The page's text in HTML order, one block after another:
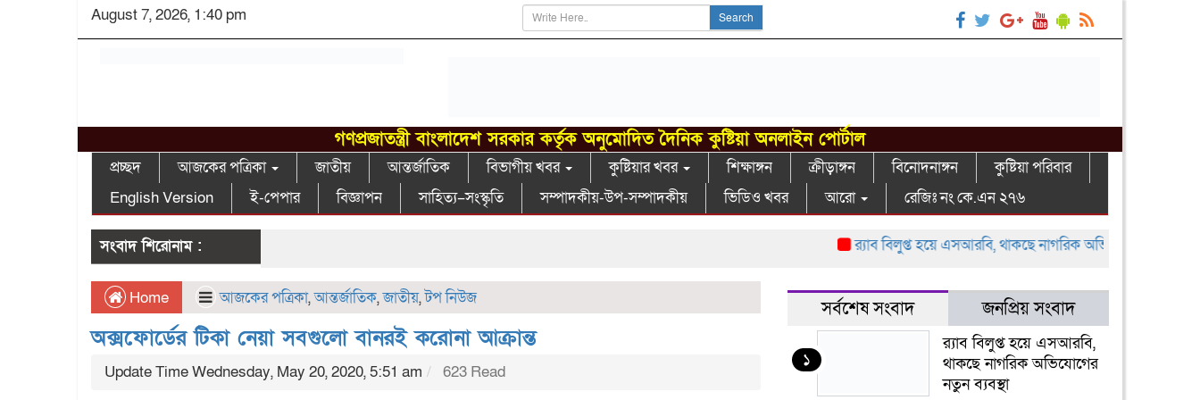
August 7, 2026, 1:40 pm Search
গণপ্রজাতন্ত্রী বাংলাদেশ সরকার কর্তৃক অনুমোদিত দৈনিক কুষ্টিয়া অনলাইন পোর্টাল
প্রচ্ছদ আজকের পত্রিকা জাতীয় আন্তর্জাতিক বিভাগীয় খবর কুষ্টিয়ার খবর শিক্ষাঙ্গন ক্রীড়াঙ্গন বিনোদনাঙ্গন
কুষ্টিয়া পরিবার
English Version
ই-পেপার বিজ্ঞাপন সাহিত্য–সংস্কৃতি সম্পাদকীয়-উপ-সম্পাদকীয় ভিডিও খবর আরো রেজিঃ নং কে.এন ২৭৬
সংবাদ শিরোনাম : র‍্যাব বিলুপ্ত হয়ে এসআরবি, থাকছে নাগরিক অভিযোগের নতুন ব্যবস্থা
Home আজকের পত্রিকা,আন্তর্জাতিক,জাতীয়,টপ নিউজ
অক্সফোর্ডের টিকা নেয়া সবগুলো বানরই করোনা আক্রান্ত
Update Time Wednesday, May 20, 2020, 5:51 am 623 Read
সর্বশেষ সংবাদ জনপ্রিয় সংবাদ
১
র‍্যাব বিলুপ্ত হয়ে এসআরবি,
থাকছে নাগরিক অভিযোগের
নতুন ব্যবস্থা